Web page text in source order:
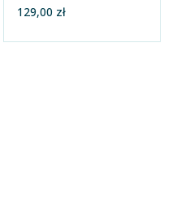
129,00 zł